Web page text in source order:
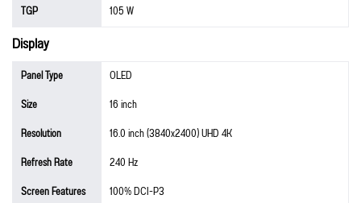
TGP
105 W
Display
Panel Type
OLED
Size
16 inch
Resolution
16.0 inch (3840x2400) UHD 4K
Refresh Rate
240 Hz
Screen Features
100% DCI-P3